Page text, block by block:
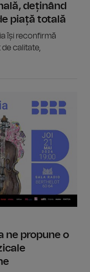
deținând
piață totală
își reconfirmă
calitate,
ne propune o